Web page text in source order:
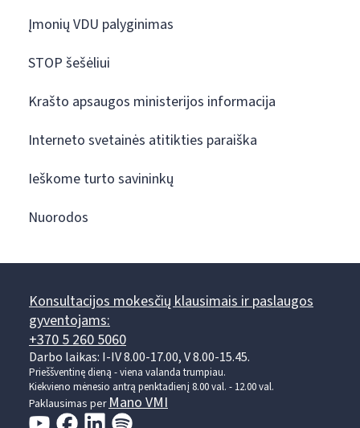
Įmonių VDU palyginimas
STOP šešėliui
Krašto apsaugos ministerijos informacija
Interneto svetainės atitikties paraiška
Ieškome turto savininkų
Nuorodos
Konsultacijos mokesčių klausimais ir paslaugos
gyventojams:
+370 5 260 5060
Darbo laikas: I-IV 8.00-17.00, V 8.00-15.45.
Prieššventinę dieną - viena valanda trumpiau.
Kiekvieno mėnesio antrą penktadienį 8.00 val. - 12.00 val.
Paklausimas per Mano VMI